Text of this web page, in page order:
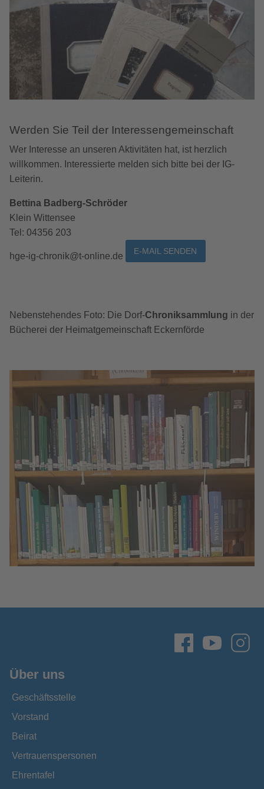
Werden Sie Teil der Interessengemeinschaft
Wer Interesse an unseren Aktivitäten hat, ist herzlich
willkommen. Interessierte melden sich bitte bei der IG-
Leiterin.
Bettina Badberg-Schröder
Klein Wittensee
Tel: 04356 203
hge-ig-chronik@t-online.de
E-MAIL SENDEN
Nebenstehendes Foto: Die Dorf-Chroniksammlung in der
Bücherei der Heimatgemeinschaft Eckernförde
Über uns
Geschäftsstelle
Vorstand
Beirat
Vertrauenspersonen
Ehrentafel